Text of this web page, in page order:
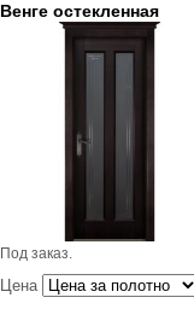
Венге остекленная
Под заказ.
Цена